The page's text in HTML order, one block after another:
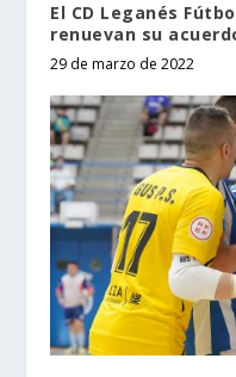
El CD Leganés
renuevan su
29 de marzo de 2022